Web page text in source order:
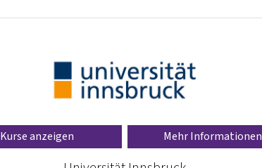
Kurse anzeigen Mehr Informationen